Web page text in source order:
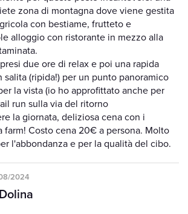
zona di montagna dove viene gestita
con bestiame, frutteto e
alloggio con ristorante in mezzo alla
due ore di relax e poi una rapida
salita (ripida!) per un punto panoramico
la vista (io ho approfittato anche per
run sulla via del ritorno
la giornata, deliziosa cena con i
farm! Costo cena 20€ a persona. Molto
l'abbondanza e per la qualità del cibo.
2024